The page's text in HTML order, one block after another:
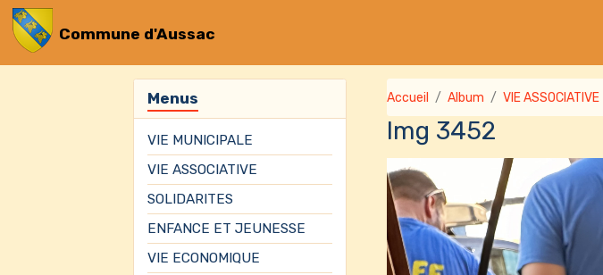
Commune d'Aussac
Accueil Album VIE ASSOCIATIVE
Img 3452
Menus
VIE MUNICIPALE
VIE ASSOCIATIVE
SOLIDARITES
ENFANCE ET JEUNESSE
VIE ECONOMIQUE